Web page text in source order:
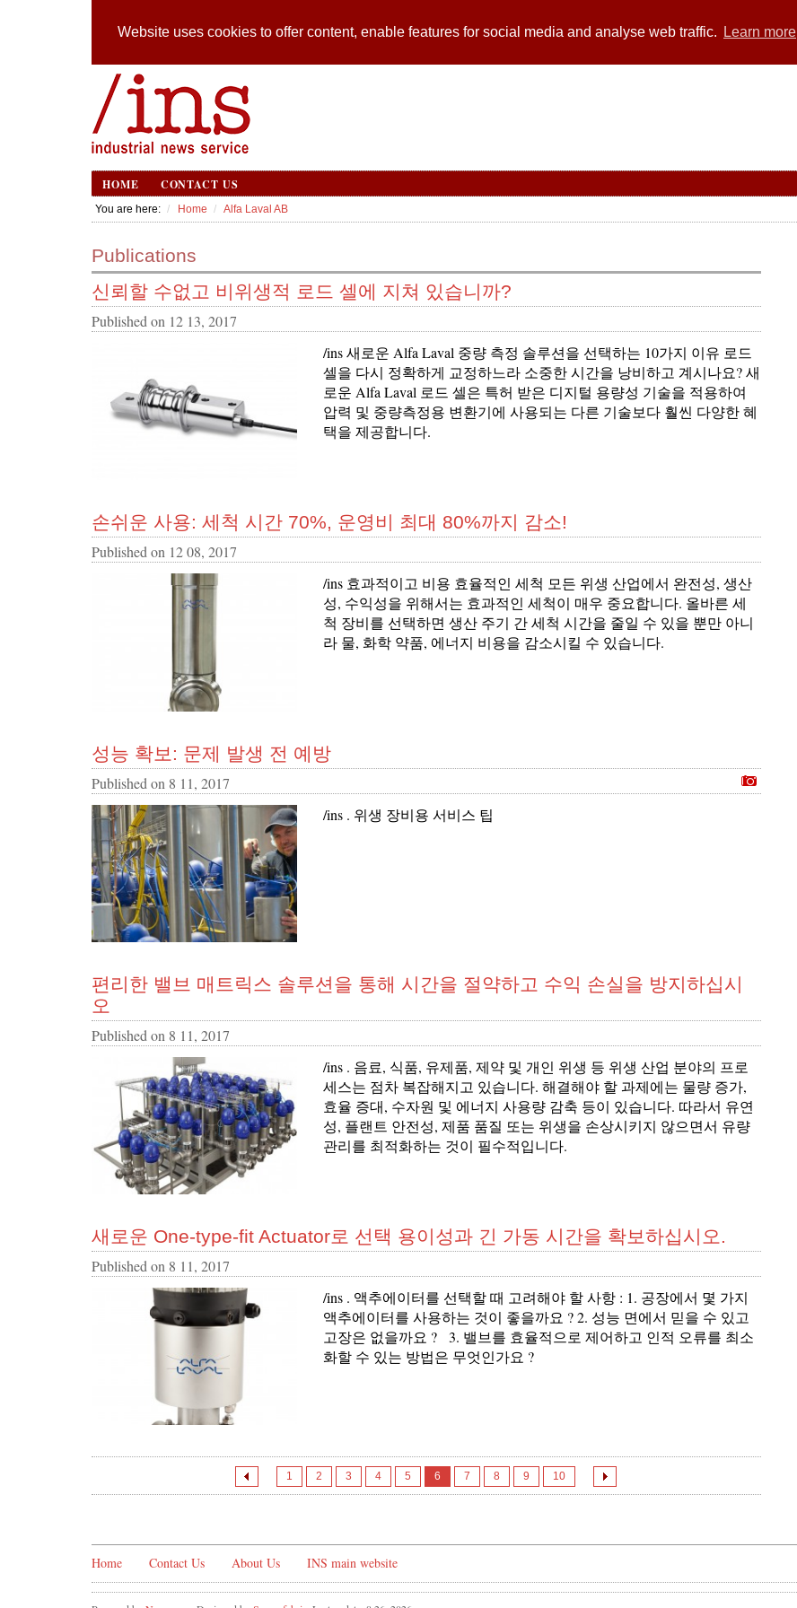
Website uses cookies to offer content, enable features for social media and analyse web traffic. Learn more
HOME CONTACT US
You are here: Home Alfa Laval AB
Publications
신뢰할 수없고 비위생적 로드 셀에 지쳐 있습니까?
Published on 12 13, 2017
/ins 새로운 Alfa Laval 중량 측정 솔루션을 선택하는 10가지 이유 로드
셀을 다시 정확하게 교정하느라 소중한 시간을 낭비하고 계시나요? 새
로운 Alfa Laval 로드 셀은 특허 받은 디지털 용량성 기술을 적용하여
압력 및 중량측정용 변환기에 사용되는 다른 기술보다 훨씬 다양한 혜
택을 제공합니다.
손쉬운 사용: 세척 시간 70%, 운영비 최대 80%까지 감소!
Published on 12 08, 2017
/ins 효과적이고 비용 효율적인 세척 모든 위생 산업에서 완전성, 생산
성, 수익성을 위해서는 효과적인 세척이 매우 중요합니다. 올바른 세
척 장비를 선택하면 생산 주기 간 세척 시간을 줄일 수 있을 뿐만 아니
라 물, 화학 약품, 에너지 비용을 감소시킬 수 있습니다.
성능 확보: 문제 발생 전 예방
Published on 8 11, 2017
/ins . 위생 장비용 서비스 팁
편리한 밸브 매트릭스 솔루션을 통해 시간을 절약하고 수익 손실을 방지하십시
오
Published on 8 11, 2017
/ins . 음료, 식품, 유제품, 제약 및 개인 위생 등 위생 산업 분야의 프로
세스는 점차 복잡해지고 있습니다. 해결해야 할 과제에는 물량 증가,
효율 증대, 수자원 및 에너지 사용량 감축 등이 있습니다. 따라서 유연
성, 플랜트 안전성, 제품 품질 또는 위생을 손상시키지 않으면서 유량
관리를 최적화하는 것이 필수적입니다.
새로운 One-type-fit Actuator로 선택 용이성과 긴 가동 시간을 확보하십시오.
Published on 8 11, 2017
/ins . 액추에이터를 선택할 때 고려해야 할 사항 : 1. 공장에서 몇 가지
액추에이터를 사용하는 것이 좋을까요 ? 2. 성능 면에서 믿을 수 있고
고장은 없을까요 ? 3. 밸브를 효율적으로 제어하고 인적 오류를 최소
화할 수 있는 방법은 무엇인가요 ?
1 2 3 4 5 6 7 8 9 10
Home Contact Us About Us INS main website